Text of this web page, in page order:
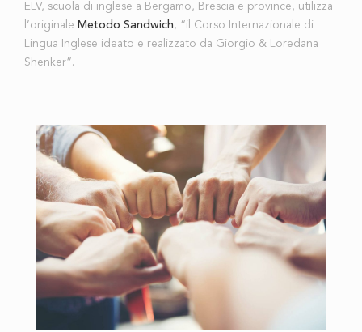
ELV, scuola di inglese a Bergamo, Brescia e province, utilizza
l’originale Metodo Sandwich, “il Corso Internazionale di
Lingua Inglese ideato e realizzato da Giorgio & Loredana
Shenker”.